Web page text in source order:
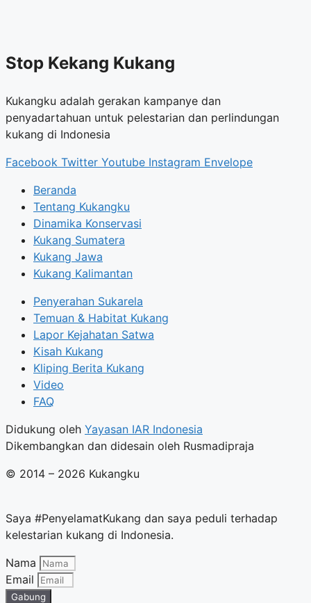
Stop Kekang Kukang
Kukangku adalah gerakan kampanye dan
penyadartahuan untuk pelestarian dan perlindungan
kukang di Indonesia
Facebook Twitter Youtube Instagram Envelope
Beranda
Tentang Kukangku
Dinamika Konservasi
Kukang Sumatera
Kukang Jawa
Kukang Kalimantan
Penyerahan Sukarela
Temuan & Habitat Kukang
Lapor Kejahatan Satwa
Kisah Kukang
Kliping Berita Kukang
Video
FAQ
Didukung oleh Yayasan IAR Indonesia
Dikembangkan dan didesain oleh Rusmadipraja
© 2014 – 2026 Kukangku
Saya #PenyelamatKukang dan saya peduli terhadap
kelestarian kukang di Indonesia.
Nama
Email
Gabung